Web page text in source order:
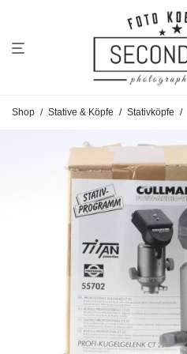
Shop / Stative & Köpfe / Stativköpfe /